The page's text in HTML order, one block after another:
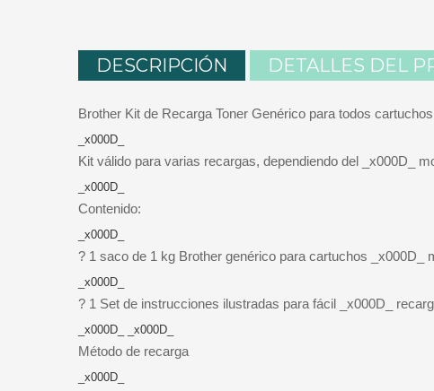
DESCRIPCIÓN DETALLES DEL
Brother Kit de Recarga Toner Genérico para todos
_x000D_
Kit válido para varias recargas, dependiendo del _x000D_
_x000D_
Contenido:
_x000D_
? 1 saco de 1 kg Brother genérico para cartuchos _x000D_
_x000D_
? 1 Set de instrucciones ilustradas para fácil _x000D_
_x000D_ _x000D_
Método de recarga
_x000D_